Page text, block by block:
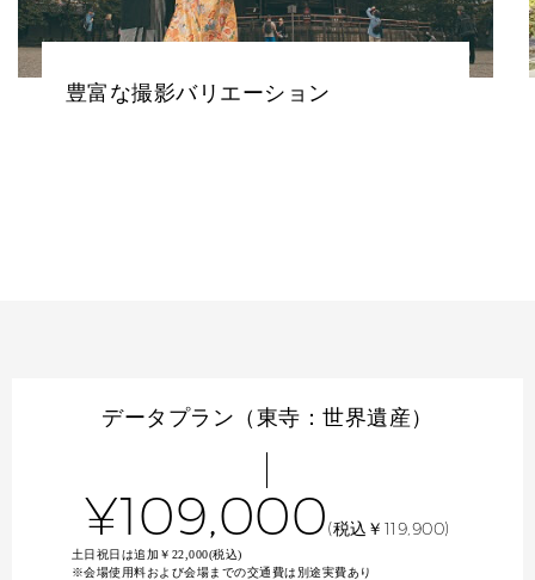
撮影データ付き
データプラン（東寺：世界遺産）
¥109,000(税込￥119,900)
土日祝日は追加￥22,000(税込)
※会場使用料および会場までの交通費は別途実費あり